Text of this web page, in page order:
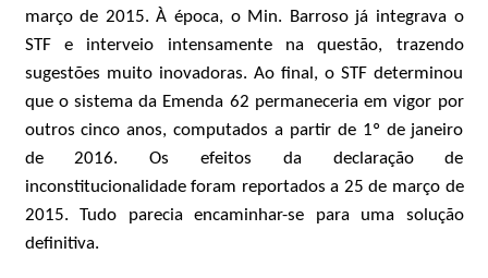
março de 2015. À época, o Min. Barroso já integrava o
STF e interveio intensamente na questão, trazendo
sugestões muito inovadoras. Ao final, o STF determinou
que o sistema da Emenda 62 permaneceria em vigor por
outros cinco anos, computados a partir de 1º de janeiro
de 2016. Os efeitos da declaração de
inconstitucionalidade foram reportados a 25 de março de
2015. Tudo parecia encaminhar-se para uma solução
definitiva.